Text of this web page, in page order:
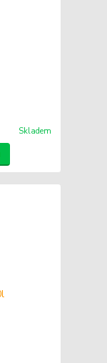
Skladem